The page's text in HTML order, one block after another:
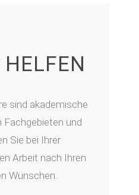
sind akademische
Fachgebieten und
Sie bei Ihrer
Arbeit nach Ihren
Wünschen.